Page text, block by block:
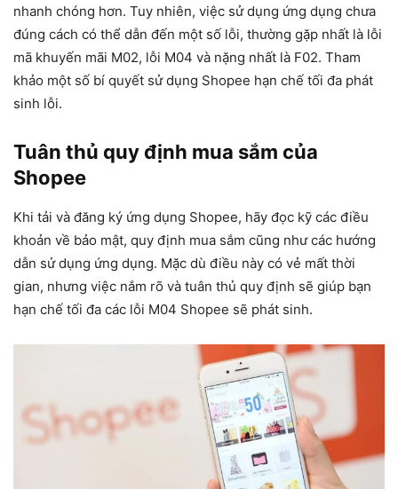
nhanh chóng hơn. Tuy nhiên, việc sử dụng ứng dụng chưa
đúng cách có thể dẫn đến một số lỗi, thường gặp nhất là lỗi
mã khuyến mãi M02, lỗi M04 và nặng nhất là F02. Tham
khảo một số bí quyết sử dụng Shopee hạn chế tối đa phát
sinh lỗi.
Tuân thủ quy định mua sắm của
Shopee
Khi tải và đăng ký ứng dụng Shopee, hãy đọc kỹ các điều
khoản về bảo mật, quy định mua sắm cũng như các hướng
dẫn sử dụng ứng dụng. Mặc dù điều này có vẻ mất thời
gian, nhưng việc nắm rõ và tuân thủ quy định sẽ giúp bạn
hạn chế tối đa các lỗi M04 Shopee sẽ phát sinh.